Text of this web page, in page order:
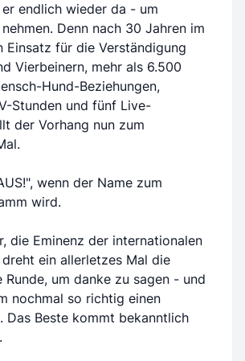
endlich wieder da - um
Denn nach 30 Jahren im
Einsatz für die Verständigung
Vierbeinern, mehr als 6.500
Hund-Beziehungen,
Stunden und fünf Live-
der Vorhang nun zum
wenn der Name zum
wird.
die Eminenz der internationalen
dreht ein allerletzes Mal die
um danke zu sagen - und
nochmal so richtig einen
Das Beste kommt bekanntlich